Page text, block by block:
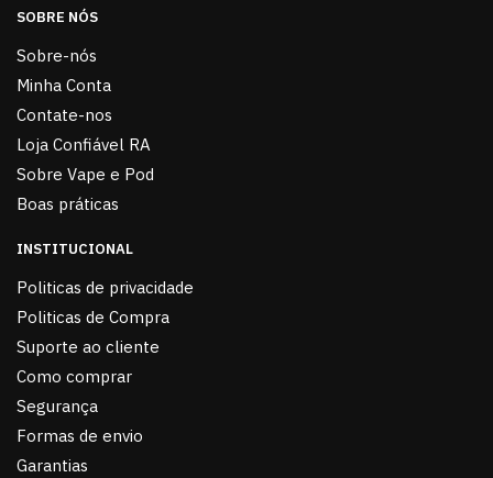
SOBRE NÓS
Sobre-nós
Minha Conta
Contate-nos
Loja Confiável RA
Sobre Vape e Pod
Boas práticas
INSTITUCIONAL
Politicas de privacidade
Politicas de Compra
Suporte ao cliente
Como comprar
Segurança
Formas de envio
Garantias